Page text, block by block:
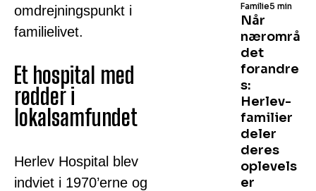
omdrejningspunkt i
familielivet.
Et hospital med
rødder i
lokalsamfundet
Herlev Hospital blev
indviet i 1970’erne og
Når
nærområ
det
forandre
s:
Herlev-
familier
deler
deres
oplevels
er
Familie5 min